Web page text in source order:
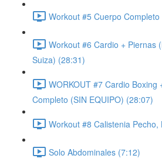
Workout #5 Cuerpo
Workout #6 Cardio + Piernas
Suiza) (28:31)
WORKOUT #7 Cardio Boxing
Completo (SIN EQUIPO) (28:07)
Workout #8 Calistenia
Solo Abdominales (7:12)